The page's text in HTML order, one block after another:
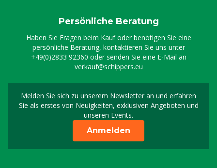
Persönliche Beratung
Haben Sie Fragen beim Kauf oder benötigen Sie eine
persönliche Beratung, kontaktieren Sie uns unter
+49(0)2833 92360 oder senden Sie eine E-Mail an
verkauf@schippers.eu
Melden Sie sich zu unserem Newsletter an und erfahren
Sie als erstes von Neuigkeiten, exklusiven Angeboten und
unseren Events.
Melden Sie sich für
Anmelden